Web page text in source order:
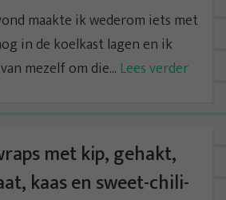
maakte ik wederom iets met
in de koelkast lagen en ik
mezelf om die... Lees verder
met kip, gehakt,
kaas en sweet-chili-